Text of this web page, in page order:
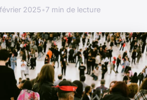
2025•7 min de lecture